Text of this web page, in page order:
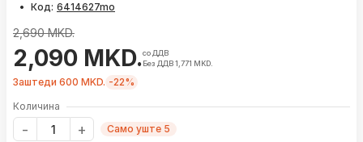
• Код:
2,690 MKD.
2,090 MKD.со ДДВ
Без ДДВ 1,771 MKD.
Заштеди 600 MKD. -22%
Количина
Само уште 5